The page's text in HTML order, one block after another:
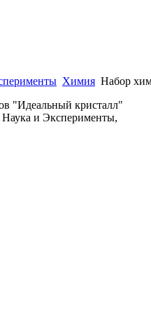
Химия Набор
"Идеальный кристалл"
и Эксперименты,